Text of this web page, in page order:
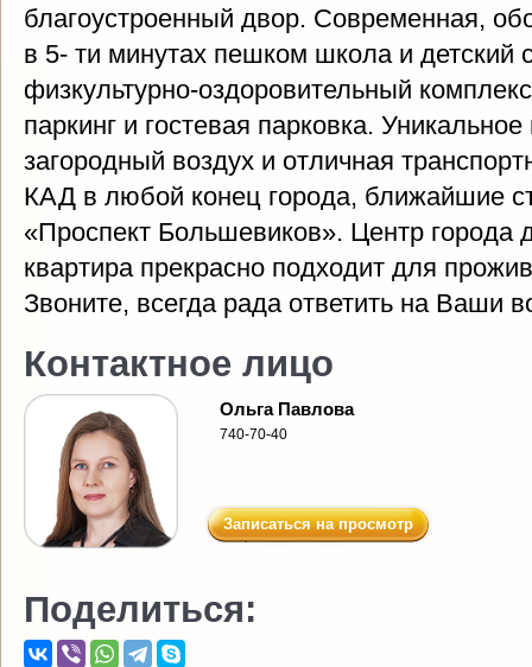
благоустроенный двор. Современная,
в 5- ти минутах пешком школа и детский
физкультурно-оздоровительный
паркинг и гостевая парковка.
загородный воздух и отличная
КАД в любой конец города, ближайшие
«Проспект Большевиков». Центр города
квартира прекрасно подходит для
Звоните, всегда рада ответить на Ваши
Контактное лицо
Ольга Павлова
740-70-40
Записаться на просмотр
Поделиться: